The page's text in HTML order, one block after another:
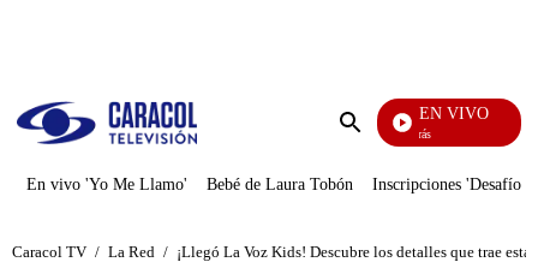
Enviar
EN VIVO
También Caerás
En vivo 'Yo Me Llamo' Bebé de Laura Tobón Inscripciones 'Desafío'
Caracol TV / La Red / ¡Llegó La Voz Kids! Descubre los detalles que trae esta